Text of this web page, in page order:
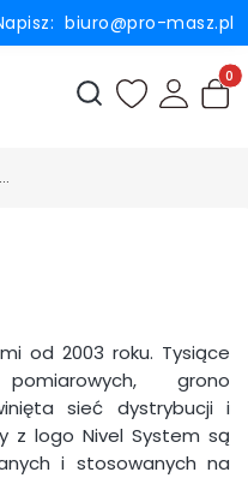
biuro@pro-masz.pl
Otwórz
od 2003 roku. Tysiące
grono
sieć dystrybucji i
z logo Nivel System są
i stosowanych na